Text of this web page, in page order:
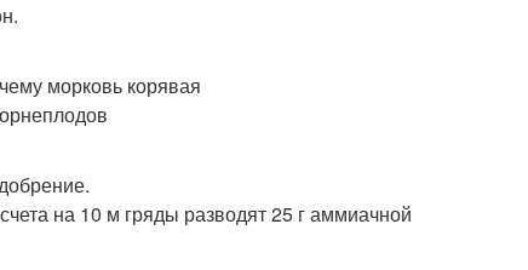
на 10 м гряды разводят 25 г аммиачной